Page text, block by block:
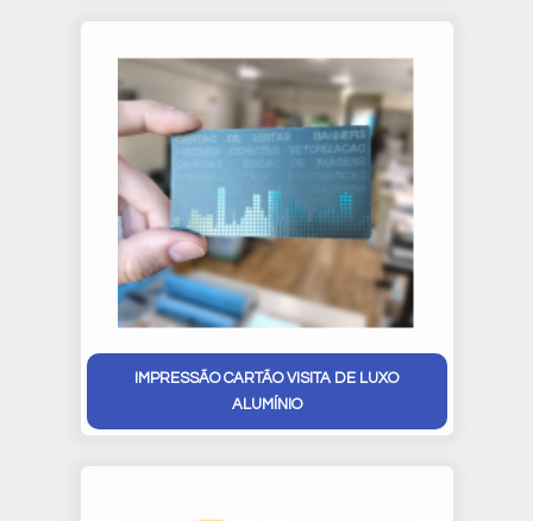
IMPRESSÃO CARTÃO VISITA DE LUXO
ALUMÍNIO